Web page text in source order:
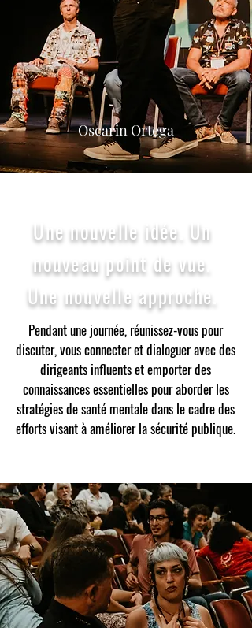
Oscarin Ortega
Une nouvelle idée. Un
nouveau point de vue.
Une nouvelle approche.
Pendant une journée, réunissez-vous pour
discuter, vous connecter et dialoguer avec des
dirigeants influents et emporter des
connaissances essentielles pour aborder les
stratégies de santé mentale dans le cadre des
efforts visant à améliorer la sécurité publique.